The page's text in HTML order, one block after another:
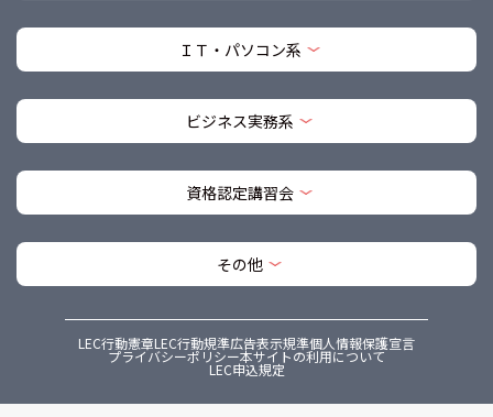
ＩＴ・パソコン系
ビジネス実務系
資格認定講習会
その他
LEC行動憲章LEC行動規準広告表示規準個人情報保護宣言
プライバシーポリシー本サイトの利用について
LEC申込規定